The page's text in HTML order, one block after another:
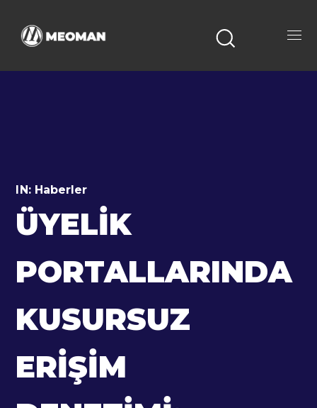
IN: Haberler
ÜYELIK
PORTALLARINDA
KUSURSUZ
ERIŞIM